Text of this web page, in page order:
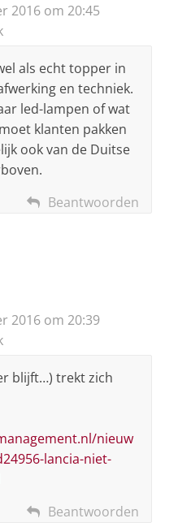
2016 om 20:45
als echt topper in
en techniek.
led-lampen of wat
klanten pakken
ook van de Duitse
Beantwoorden
2016 om 20:39
blijft…) trekt zich
nieuw
lancia-niet-
Beantwoorden